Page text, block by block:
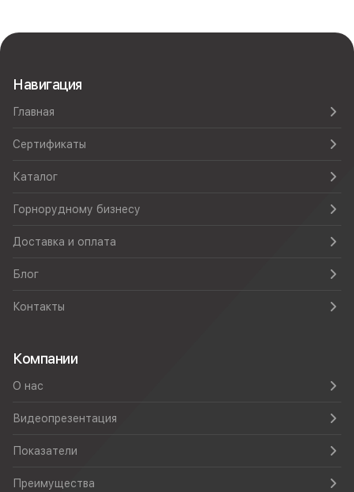
Навигация
Главная
Сертификаты
Каталог
Горнорудному бизнесу
Доставка и оплата
Блог
Контакты
Компании
О нас
Видеопрезентация
Показатели
Преимущества